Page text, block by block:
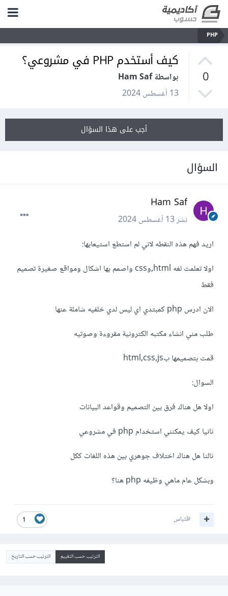
PHP
0
كيف أستخدم PHP في مشروعي؟
بواسطة Ham Saf
13 أغسطس 2024
أجب على هذا السؤال
السؤال
Ham Saf
نشر13 أغسطس 2024
اريد فهم هذه النقطه لاني لم استطع استيعابها:
اولا تعلمت لغه html,وcss واصمم بها اشكال ومواقع صغيرة تصميم
فقط
الان ادرس php كمبتدي اي ليس لدي خلفيه شاملة عنها
طلب مني انشاء مكتبه الكترونية مقروءة وصوتيه
قمت بتصميمها بhtml,css,js
السوال:
اولا هل هناك فرق بين التصميم وقواعد البيانات
ثانيا كيف يمكنني استخدام php في مشروعي
ثالثا هل هناك اختلاف جوهري بين هذه اللغات ككل
وبشكل عام ماهي وظيفه php هنا؟
1 اقتباس
الترتيب حسب التقييم الترتيب حسب التاريخ